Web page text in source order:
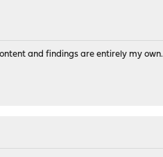
and findings are entirely my own.